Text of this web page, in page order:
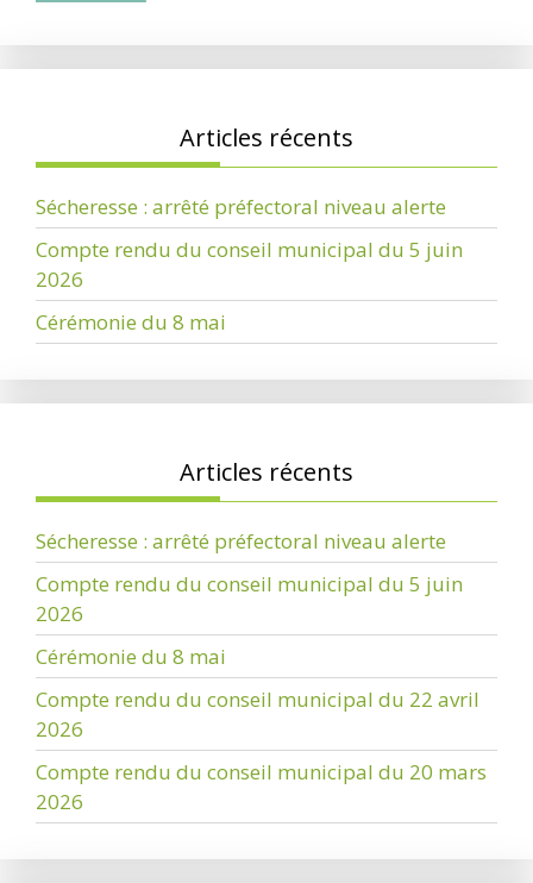
Articles récents
Sécheresse : arrêté préfectoral niveau alerte
Compte rendu du conseil municipal du 5 juin
2026
Cérémonie du 8 mai
Articles récents
Sécheresse : arrêté préfectoral niveau alerte
Compte rendu du conseil municipal du 5 juin
2026
Cérémonie du 8 mai
Compte rendu du conseil municipal du 22 avril
2026
Compte rendu du conseil municipal du 20 mars
2026